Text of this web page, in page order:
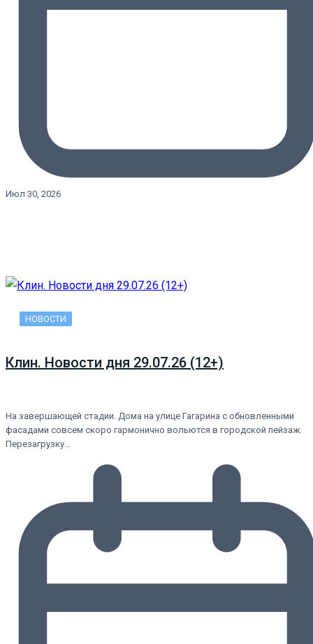
Июл 30, 2026
НОВОСТИ
Клин. Новости дня 29.07.26 (12+)
На завершающей стадии. Дома на улице Гагарина с обновленными
фасадами совсем скоро гармонично вольются в городской пейзаж.
Перезагрузку…